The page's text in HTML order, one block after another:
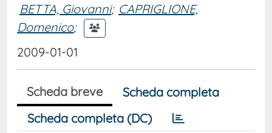
BETTA, Giovanni; CAPRIGLIONE,
Domenico;
2009-01-01
Scheda breve
Scheda completa
Scheda completa (DC)